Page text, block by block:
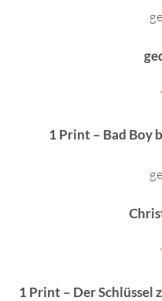
1 Print – Bad Boy
1 Print – Der Schlüssel